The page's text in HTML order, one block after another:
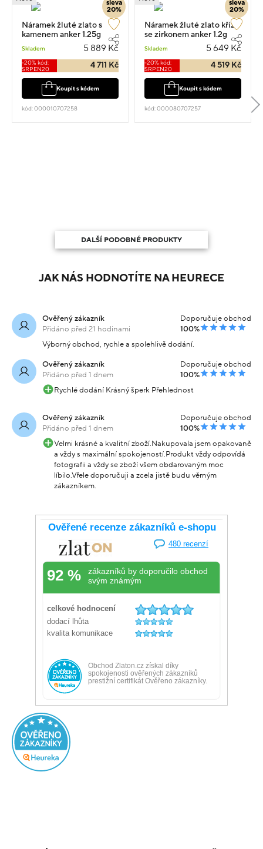
sleva
20%
Náramek žluté zlato s
kamenem anker 1.25g
Skladem 5 889 Kč
-20% kód:
SRPEN20
4 711 Kč
Koupit s kódem
kód: 000010707258
sleva
20%
Náramek žluté zlato kříž
se zirkonem anker 1.2g
Skladem 5 649 Kč
-20% kód:
SRPEN20
4 519 Kč
Koupit s kódem
kód: 000080707257
DALŠÍ PODOBNÉ PRODUKTY
JAK NÁS HODNOTÍTE NA HEURECE
Ověřený zákazník
Přidáno před 21 hodinami
Doporučuje obchod
100%
Výborný obchod, rychle a spolehlivě dodání.
Ověřený zákazník
Přidáno před 1 dnem
Doporučuje obchod
100%
Rychlé dodání Krásný šperk Přehlednost
Ověřený zákazník
Přidáno před 1 dnem
Doporučuje obchod
100%
Velmi krásné a kvalitní zboží.Nakupovala jsem opakovaně
a vždy s maximální spokojeností.Produkt vždy odpovídá
fotografii a vždy se zboží všem obdarovaným moc
líbilo.Vřele doporučuji a zcela jistě budu věrným
zákazníkem.